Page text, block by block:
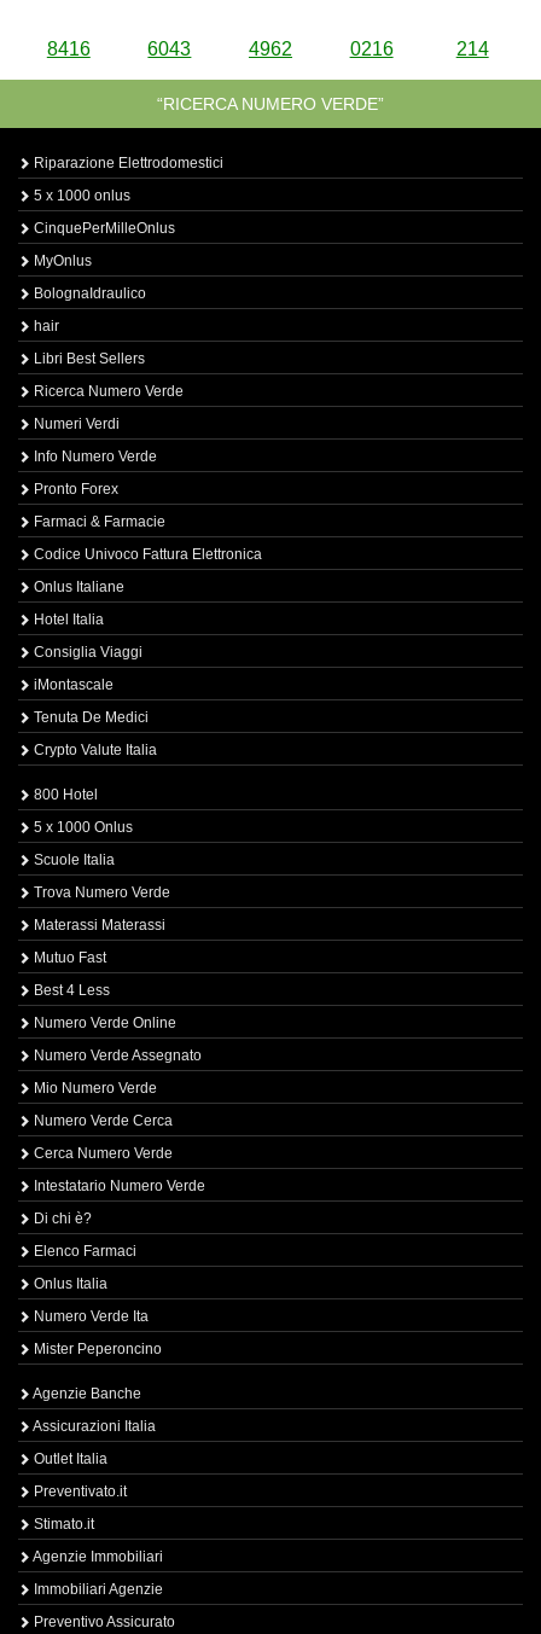
8416 6043 4962 0216 214
“RICERCA NUMERO VERDE”
Riparazione Elettrodomestici
5 x 1000 onlus
CinquePerMilleOnlus
MyOnlus
BolognaIdraulico
hair
Libri Best Sellers
Ricerca Numero Verde
Numeri Verdi
Info Numero Verde
Pronto Forex
Farmaci & Farmacie
Codice Univoco Fattura Elettronica
Onlus Italiane
Hotel Italia
Consiglia Viaggi
iMontascale
Tenuta De Medici
Crypto Valute Italia
800 Hotel
5 x 1000 Onlus
Scuole Italia
Trova Numero Verde
Materassi Materassi
Mutuo Fast
Best 4 Less
Numero Verde Online
Numero Verde Assegnato
Mio Numero Verde
Numero Verde Cerca
Cerca Numero Verde
Intestatario Numero Verde
Di chi è?
Elenco Farmaci
Onlus Italia
Numero Verde Ita
Mister Peperoncino
Agenzie Banche
Assicurazioni Italia
Outlet Italia
Preventivato.it
Stimato.it
Agenzie Immobiliari
Immobiliari Agenzie
Preventivo Assicurato